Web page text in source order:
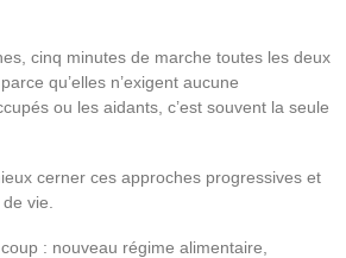
cinq minutes de marche toutes les deux
qu’elles n’exigent aucune
ou les aidants, c’est souvent la seule
cerner ces approches progressives et
vie.
: nouveau régime alimentaire,